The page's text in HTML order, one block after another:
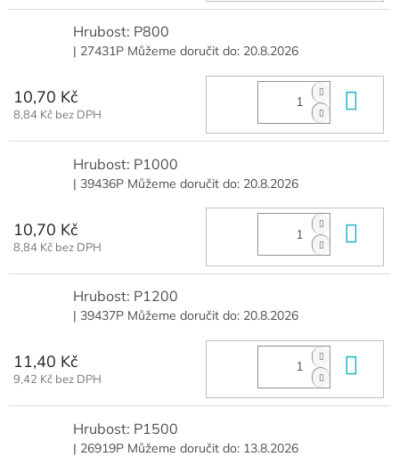
Hrubost: P800
| 27431P Můžeme doručit do: 20.8.2026
10,70 Kč
8,84 Kč bez DPH
Hrubost: P1000
| 39436P Můžeme doručit do: 20.8.2026
10,70 Kč
8,84 Kč bez DPH
Hrubost: P1200
| 39437P Můžeme doručit do: 20.8.2026
11,40 Kč
9,42 Kč bez DPH
Hrubost: P1500
| 26919P Můžeme doručit do: 13.8.2026